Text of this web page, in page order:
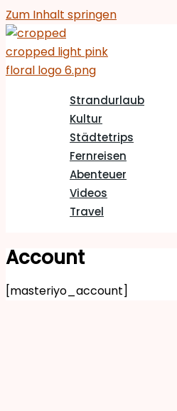
Zum Inhalt springen
Strandurlaub
Kultur
Städtetrips
Fernreisen
Abenteuer
Videos
Travel
Account
[masteriyo_account]